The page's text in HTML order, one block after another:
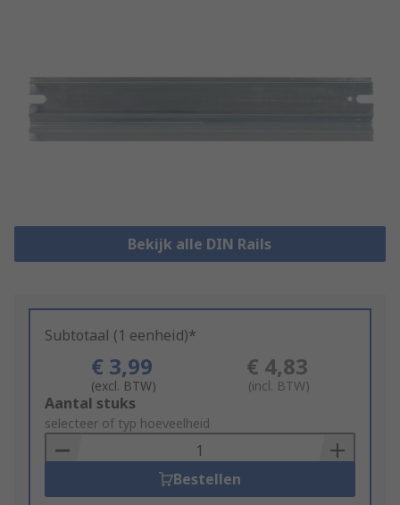
Bekijk alle DIN Rails
Subtotaal (1 eenheid)*
€ 3,99
(excl. BTW)
€ 4,83
(incl. BTW)
Add
to
Basket
Aantal stuks
selecteer of typ hoeveelheid
Bestellen